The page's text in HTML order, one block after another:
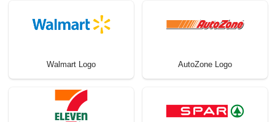
Walmart Logo AutoZone Logo